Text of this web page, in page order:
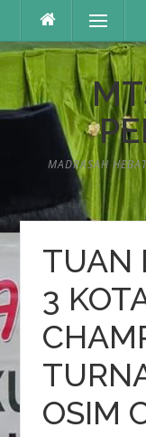
konten
Menu
MADRASAH
TUAN
3
OSIM